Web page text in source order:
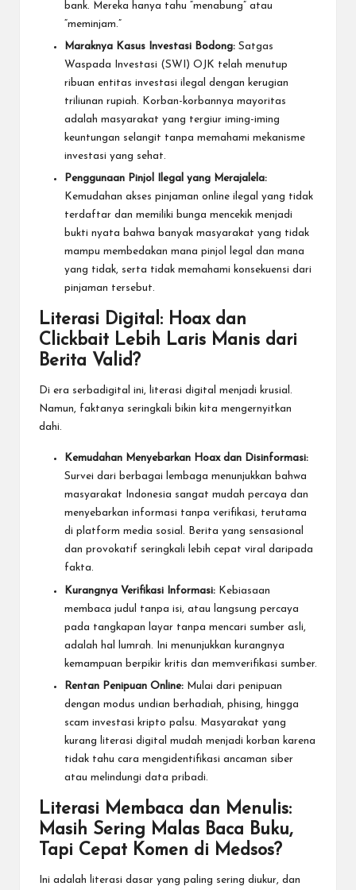
bank. Mereka hanya tahu “menabung” atau
“meminjam.”
Maraknya Kasus Investasi Bodong: Satgas
Waspada Investasi (SWI) OJK telah menutup
ribuan entitas investasi ilegal dengan kerugian
triliunan rupiah. Korban-korbannya mayoritas
adalah masyarakat yang tergiur iming-iming
keuntungan selangit tanpa memahami mekanisme
investasi yang sehat.
Penggunaan Pinjol Ilegal yang Merajalela:
Kemudahan akses pinjaman online ilegal yang tidak
terdaftar dan memiliki bunga mencekik menjadi
bukti nyata bahwa banyak masyarakat yang tidak
mampu membedakan mana pinjol legal dan mana
yang tidak, serta tidak memahami konsekuensi dari
pinjaman tersebut.
Literasi Digital: Hoax dan
Clickbait Lebih Laris Manis dari
Berita Valid?
Di era serbadigital ini, literasi digital menjadi krusial.
Namun, faktanya seringkali bikin kita mengernyitkan
dahi.
Kemudahan Menyebarkan Hoax dan Disinformasi:
Survei dari berbagai lembaga menunjukkan bahwa
masyarakat Indonesia sangat mudah percaya dan
menyebarkan informasi tanpa verifikasi, terutama
di platform media sosial. Berita yang sensasional
dan provokatif seringkali lebih cepat viral daripada
fakta.
Kurangnya Verifikasi Informasi: Kebiasaan
membaca judul tanpa isi, atau langsung percaya
pada tangkapan layar tanpa mencari sumber asli,
adalah hal lumrah. Ini menunjukkan kurangnya
kemampuan berpikir kritis dan memverifikasi sumber.
Rentan Penipuan Online: Mulai dari penipuan
dengan modus undian berhadiah, phising, hingga
scam investasi kripto palsu. Masyarakat yang
kurang literasi digital mudah menjadi korban karena
tidak tahu cara mengidentifikasi ancaman siber
atau melindungi data pribadi.
Literasi Membaca dan Menulis:
Masih Sering Malas Baca Buku,
Tapi Cepat Komen di Medsos?
Ini adalah literasi dasar yang paling sering diukur, dan